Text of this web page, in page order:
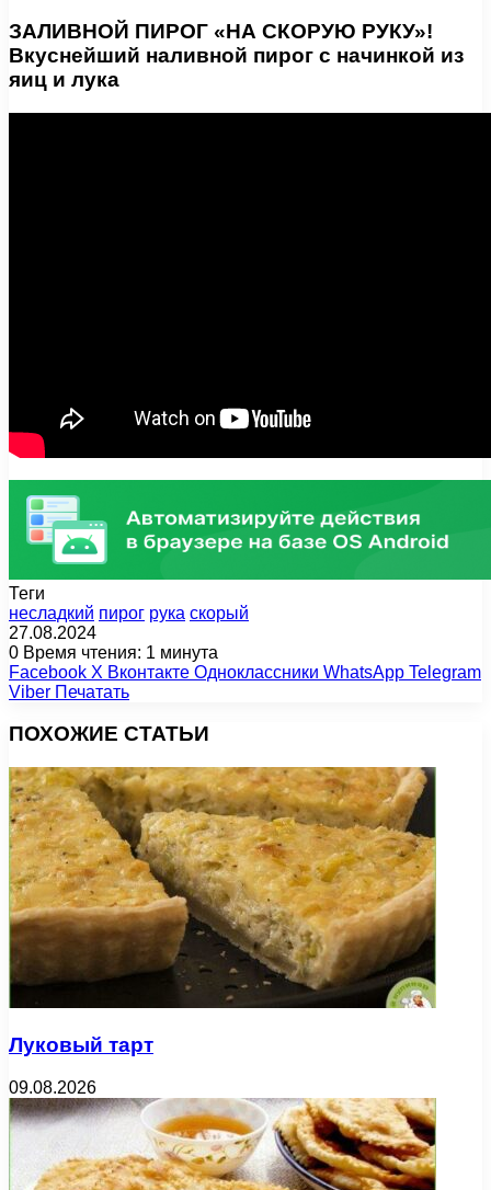
ЗАЛИВНОЙ ПИРОГ «НА СКОРУЮ РУКУ»!
Вкуснейший наливной пирог с начинкой из
яиц и лука
Теги
несладкий пирог рука скорый
27.08.2024
0 Время чтения: 1 минута
Facebook X Вконтакте Одноклассники WhatsApp Telegram
Viber Печатать
ПОХОЖИЕ СТАТЬИ
Луковый тарт
09.08.2026